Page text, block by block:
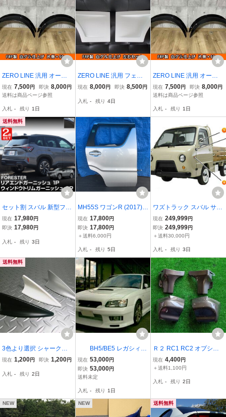
ZERO LINE 汎用 オーバ
ーフェンダー タイプ1 4枚
50mm FRP製 BH5 BHC B
ィ ツーリングワゴン BRF
BS9 アウトバック
現在 7,500円 即決 8,000円
送料は商品ページ参照
入札 - 残り 1日
ZERO LINE 汎用 フェン
ダーダクト タイプ2 加工
R9 BRM レガシィ ツーリ
トバック
現在 8,000円 即決 8,500円
入札 - 残り 4日
ZERO LINE 汎用 オーバ
ーフェンダー タイプ1 4枚
50mm FRP製 TV1 KV3 サ
シフォン M900F ジャステ
現在 7,500円 即決 8,000円
送料は商品ページ参照
入札 - 残り 1日
送料無料
セット割 スバル 新型フォ
レスター SL系 リアエン
ド＆ウィンドウトリムガ
鏡面仕上げ
現在 17,980円
即決 17,980円
入札 - 残り 3日
MH55S ワゴンR (2017)
右（R） リア ドア Z2S 個
人宅への発送不可最寄り
の営業所止め MIT 241105
現在 17,800円
即決 17,800円
＋送料6,000円
入札 - 残り 5日
ワズトラック スバル サン
バー TT1 TT2 フロントフ
ェイス チェンジ 6点セッ
ト キャルルック
現在 249,999円
即決 249,999円
＋送料30,000円
入札 - 残り 3日
送料無料
3色より選択 シャークフ
ィンダミーアンテナBMW
ワイト ルーフ エアロ デ
現在 1,200円 即決 1,200円
入札 - 残り 2日
BH5/BE5 レガシィワ
ゴン/レガシィセダン フロ
ントバンパー 新品 即決
1
現在 53,000円
即決 53,000円
送料未定
入札 - 残り 1日
Ｒ２ RC1 RC2 オプショ
ン マッドガード 1台分 4
個セット モカブロンズパ
現在 4,400円
＋送料1,100円
入札 - 残り 2日
NEW NEW 送料無料